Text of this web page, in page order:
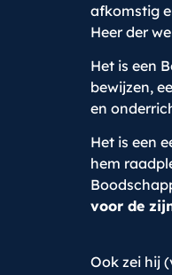
afkomstig
Heer der
Het is een
bewijzen,
en
Het is een
hem
voor de
Ook zei hij